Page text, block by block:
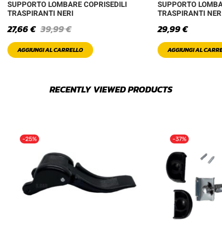
SUPPORTO LOMBARE COPRISEDILI
TRASPIRANTI NERI
39,99€
27,66€
AGGIUNGI AL CARRELLO
SUPPORTO
TRASPIRANTI
29,99€
AGGIUNGI AL
RECENTLY VIEWED PRODUCTS
-25% -37%